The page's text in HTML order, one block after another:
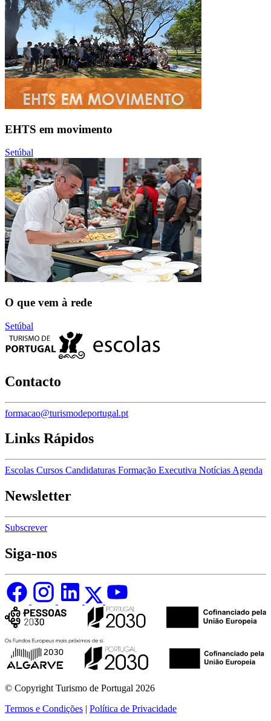
EHTS em movimento
Setúbal
O que vem à rede
Setúbal
Contacto
formacao@turismodeportugal.pt
Links Rápidos
Escolas Cursos Candidaturas Formação Executiva Notícias Agenda
Newsletter
Subscrever
Siga-nos
© Copyright Turismo de Portugal 2026
Termos e Condições | Política de Privacidade